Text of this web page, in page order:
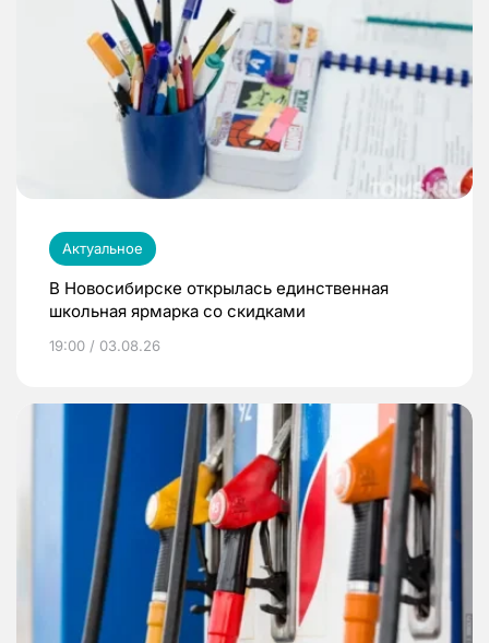
Актуальное
В Новосибирске открылась единственная
школьная ярмарка со скидками
19:00 / 03.08.26